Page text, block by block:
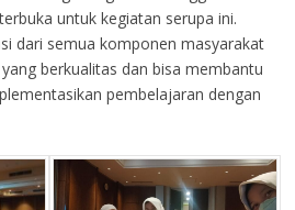
untuk kegiatan serupa ini.
dari semua komponen masyarakat
berkualitas dan bisa membantu
pembelajaran dengan